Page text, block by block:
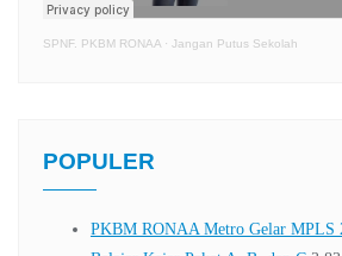
SPNF. PKBM RONAA · Jangan Putus Sekolah
POPULER